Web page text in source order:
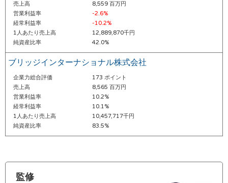
売上高
8,559 百万円
営業利益率
-2.6%
経常利益率
-10.2%
1人あたり売上高
12,889,870千円
純資産比率
42.0%
ブリッジインターナショナル株式会社
企業力総合評価
173 ポイント
売上高
8,565 百万円
営業利益率
10.2%
経常利益率
10.1%
1人あたり売上高
10,457,717千円
純資産比率
83.5%
監修